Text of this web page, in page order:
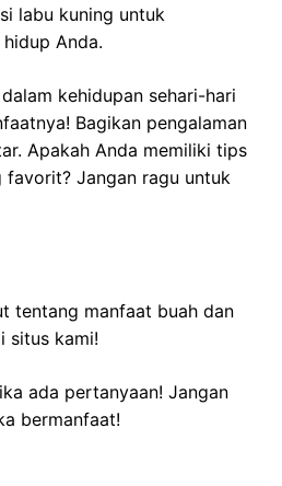
labu kuning untuk
Anda.
kehidupan sehari-hari
Bagikan pengalaman
Apakah Anda memiliki tips
favorit? Jangan ragu untuk
tentang manfaat buah dan
situs kami!
ada pertanyaan! Jangan
bermanfaat!